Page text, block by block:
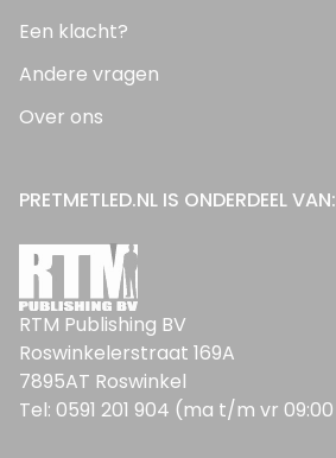
Een klacht?
Andere vragen
Over ons
PRETMETLED.NL IS ONDERDEEL VAN:
RTM Publishing BV
Roswinkelerstraat 169A
7895AT Roswinkel
Tel: 0591 201 904 (ma t/m vr